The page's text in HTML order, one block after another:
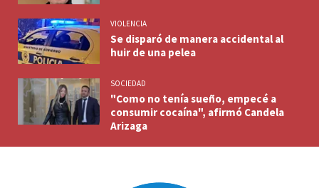
VIOLENCIA
Se disparó de manera accidental al
huir de una pelea
SOCIEDAD
"Como no tenía sueño, empecé a
consumir cocaína", afirmó Candela
Arizaga